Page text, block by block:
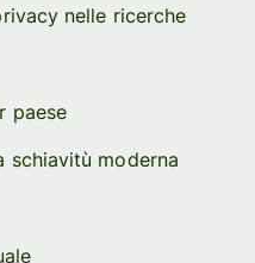
nelle ricerche
paese
schiavitù moderna